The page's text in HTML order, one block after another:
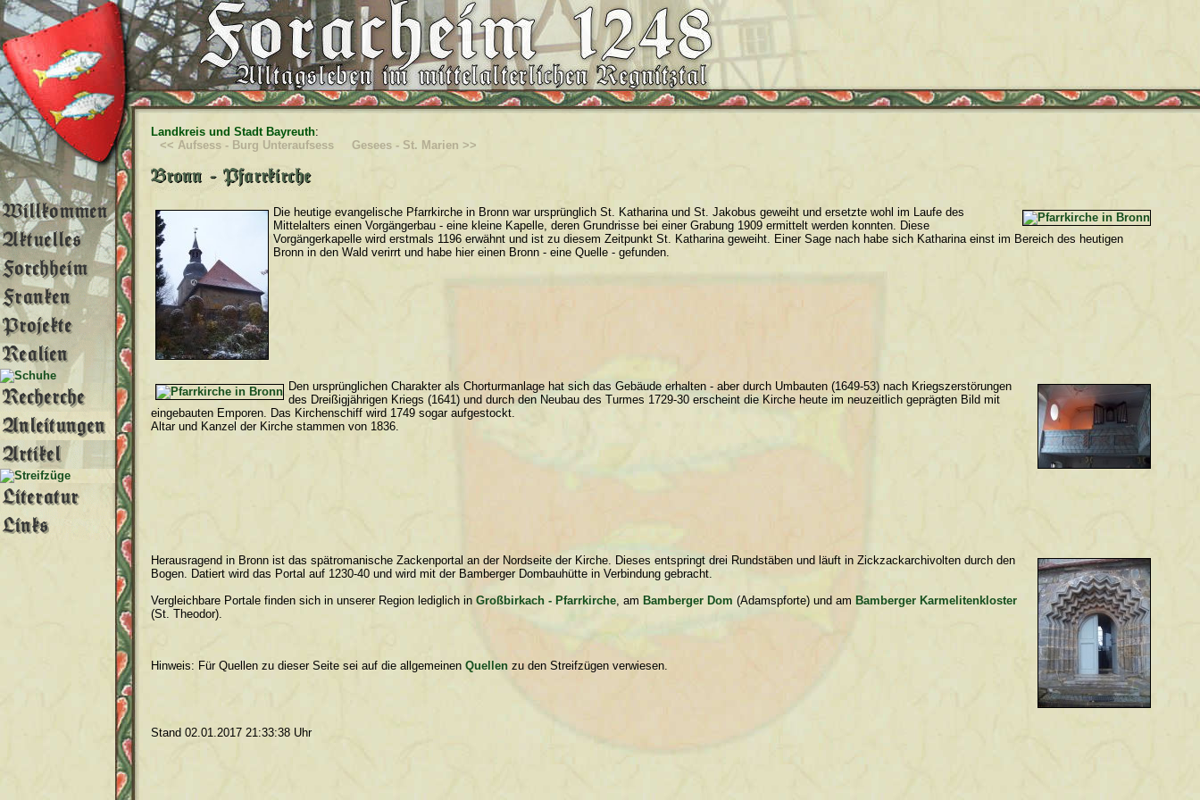
Landkreis und Stadt Bayreuth:
<< Aufsess - Burg Unteraufsess
Gesees - St. Marien >>
Die heutige evangelische Pfarrkirche in Bronn war ursprünglich St. Katharina und St. Jakobus geweiht und ersetzte wohl im Laufe des
Mittelalters einen Vorgängerbau - eine kleine Kapelle, deren Grundrisse bei einer Grabung 1909 ermittelt werden konnten. Diese
Vorgängerkapelle wird erstmals 1196 erwähnt und ist zu diesem Zeitpunkt St. Katharina geweiht. Einer Sage nach habe sich Katharina einst im Bereich des heutigen
Bronn in den Wald verirrt und habe hier einen Bronn - eine Quelle - gefunden.
Den ursprünglichen Charakter als Chorturmanlage hat sich das Gebäude erhalten - aber durch Umbauten (1649-53) nach Kriegszerstörungen
des Dreißigjährigen Kriegs (1641) und durch den Neubau des Turmes 1729-30 erscheint die Kirche heute im neuzeitlich geprägten Bild mit
eingebauten Emporen. Das Kirchenschiff wird 1749 sogar aufgestockt.
Altar und Kanzel der Kirche stammen von 1836.
Herausragend in Bronn ist das spätromanische Zackenportal an der Nordseite der Kirche. Dieses entspringt drei Rundstäben und läuft in Zickzackarchivolten durch den
Bogen. Datiert wird das Portal auf 1230-40 und wird mit der Bamberger Dombauhütte in Verbindung gebracht.
Vergleichbare Portale finden sich in unserer Region lediglich inGroßbirkach - Pfarrkirche, am Bamberger Dom (Adamspforte) und am Bamberger Karmelitenkloster
(St. Theodor).
Hinweis: Für Quellen zu dieser Seite sei auf die allgemeinenQuellen zu den Streifzügen verwiesen.
Stand 02.01.2017 21:33:38 Uhr